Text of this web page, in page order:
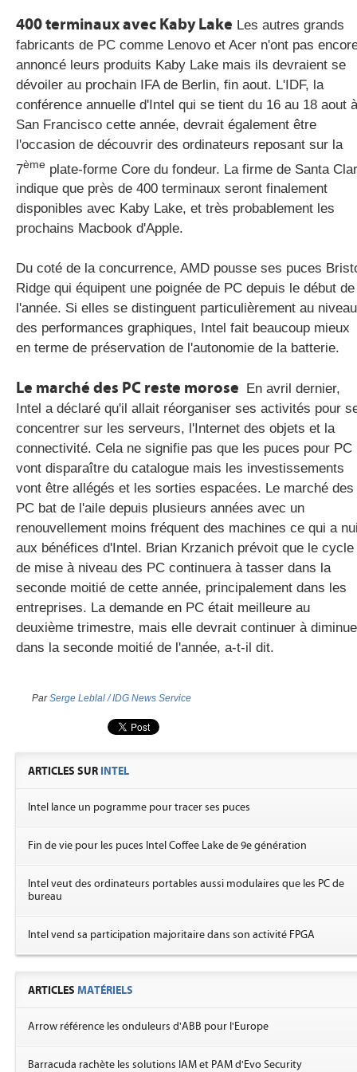
400 terminaux avec Kaby Lake Les autres grands
fabricants de PC comme Lenovo et Acer n'ont pas
annoncé leurs produits Kaby Lake mais ils devraient se
dévoiler au prochain IFA de Berlin, fin aout. L'IDF, la
conférence annuelle d'Intel qui se tient du 16 au 18 aout à
San Francisco cette année, devrait également être
l'occasion de découvrir des ordinateurs reposant sur la
7ème plate-forme Core du fondeur. La firme de Santa
indique que près de 400 terminaux seront finalement
disponibles avec Kaby Lake, et très probablement les
prochains Macbook d'Apple.
Du coté de la concurrence, AMD pousse ses puces
Ridge qui équipent une poignée de PC depuis le début de
l'année. Si elles se distinguent particulièrement au niveau
des performances graphiques, Intel fait beaucoup mieux
en terme de préservation de l'autonomie de la batterie.
Le marché des PC reste morose
En avril dernier,
Intel a déclaré qu'il allait réorganiser ses activités pour
concentrer sur les serveurs, l'Internet des objets et la
connectivité. Cela ne signifie pas que les puces pour PC
vont disparaître du catalogue mais les investissements
vont être allégés et les sorties espacées. Le marché des
PC bat de l'aile depuis plusieurs années avec un
renouvellement moins fréquent des machines ce qui a
aux bénéfices d'Intel. Brian Krzanich prévoit que le cycle
de mise à niveau des PC continuera à tasser dans la
seconde moitié de cette année, principalement dans les
entreprises. La demande en PC était meilleure au
deuxième trimestre, mais elle devrait continuer à
dans la seconde moitié de l'année, a-t-il dit.
ParSerge Leblal / IDG News Service
ARTICLES SUR INTEL
Intel lance un pogramme pour tracer ses puces
Fin de vie pour les puces Intel Coffee Lake de 9e génération
Intel veut des ordinateurs portables aussi modulaires que les PC de
bureau
Intel vend sa participation majoritaire dans son activité FPGA
ARTICLES MATÉRIELS
Arrow référence les onduleurs d'ABB pour l'Europe
Barracuda rachète les solutions IAM et PAM d'Evo Security